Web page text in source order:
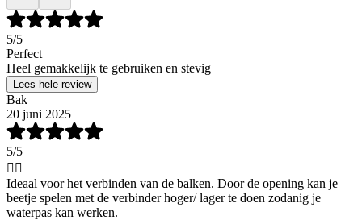
5/5
Perfect
Heel gemakkelijk te gebruiken en stevig
Lees hele review
Bak
20 juni 2025
5/5
👍🏻
Ideaal voor het verbinden van de balken. Door de opening kan je
beetje spelen met de verbinder hoger/ lager te doen zodanig je
waterpas kan werken.